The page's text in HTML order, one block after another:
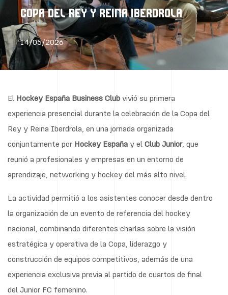
COPA DEL REY Y REINA IBERDROLA
14/05/2026
El Hockey España Business Club vivió su primera
experiencia presencial durante la celebración de la Copa del
Rey y Reina Iberdrola, en una jornada organizada
conjuntamente por Hockey España y el Club Junior, que
reunió a profesionales y empresas en un entorno de
aprendizaje, networking y hockey del más alto nivel.
La actividad permitió a los asistentes conocer desde dentro
la organización de un evento de referencia del hockey
nacional, combinando diferentes charlas sobre la visión
estratégica y operativa de la Copa, liderazgo y
construcción de equipos competitivos, además de una
experiencia exclusiva previa al partido de cuartos de final
del Junior FC femenino.